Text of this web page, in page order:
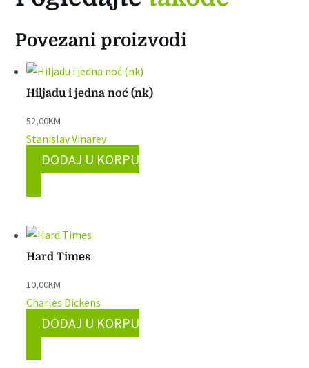
Povezani proizvodi
Hiljadu i jedna noć (nk)
52,00KM
Stanislav Vinarev
DODAJ U KORPU
Hard Times
10,00KM
Charles Dickens
DODAJ U KORPU